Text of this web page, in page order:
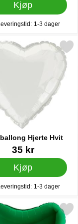
Kjøp
På lager
1-3 dager
cm) som favoritt
Hjerte Hvit
5754
35 kr
Kjøp
På lager
1-3 dager
folieballong
favoritt Hjerte